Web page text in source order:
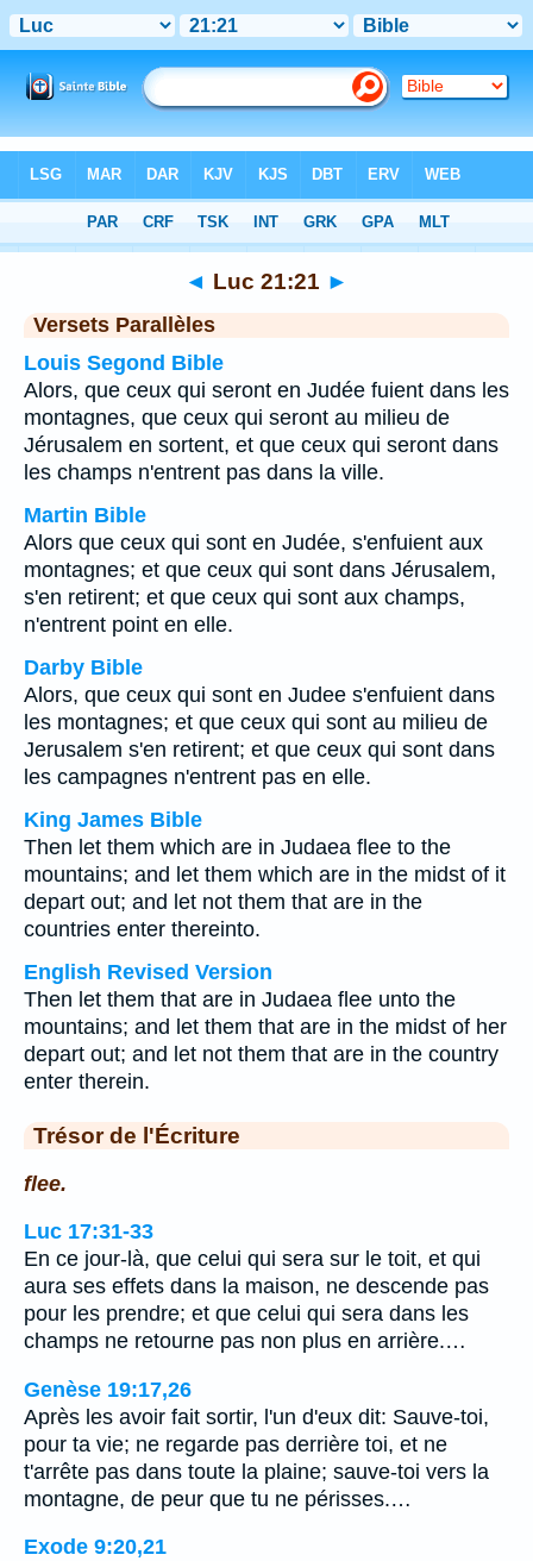
Chapitre 21> Verset 21
◄ Luc 21:21 ►
Versets Parallèles
Louis Segond Bible
Alors, que ceux qui seront en Judée fuient dans les
montagnes, que ceux qui seront au milieu de
Jérusalem en sortent, et que ceux qui seront dans
les champs n'entrent pas dans la ville.
Martin Bible
Alors que ceux qui sont en Judée, s'enfuient aux
montagnes; et que ceux qui sont dans Jérusalem,
s'en retirent; et que ceux qui sont aux champs,
n'entrent point en elle.
Darby Bible
Alors, que ceux qui sont en Judee s'enfuient dans
les montagnes; et que ceux qui sont au milieu de
Jerusalem s'en retirent; et que ceux qui sont dans
les campagnes n'entrent pas en elle.
King James Bible
Then let them which are in Judaea flee to the
mountains; and let them which are in the midst of it
depart out; and let not them that are in the
countries enter thereinto.
English Revised Version
Then let them that are in Judaea flee unto the
mountains; and let them that are in the midst of her
depart out; and let not them that are in the country
enter therein.
Trésor de l'Écriture
flee.
Luc 17:31-33
En ce jour-là, que celui qui sera sur le toit, et qui
aura ses effets dans la maison, ne descende pas
pour les prendre; et que celui qui sera dans les
champs ne retourne pas non plus en arrière.…
Genèse 19:17,26
Après les avoir fait sortir, l'un d'eux dit: Sauve-toi,
pour ta vie; ne regarde pas derrière toi, et ne
t'arrête pas dans toute la plaine; sauve-toi vers la
montagne, de peur que tu ne périsses.…
Exode 9:20,21